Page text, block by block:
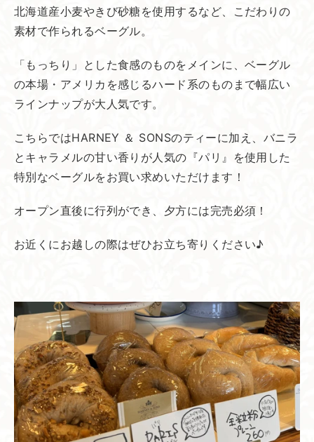
北海道産小麦やきび砂糖を使用するなど、こだわりの
素材で作られるベーグル。
「もっちり」とした食感のものをメインに、ベーグル
の本場・アメリカを感じるハード系のものまで幅広い
ラインナップが大人気です。
こちらではHARNEY ＆ SONSのティーに加え、バニラ
とキャラメルの甘い香りが人気の『パリ』を使用した
特別なベーグルをお買い求めいただけます！
オープン直後に行列ができ、夕方には完売必須！
お近くにお越しの際はぜひお立ち寄りください♪